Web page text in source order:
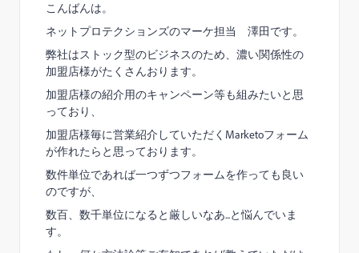
こんばんは。
ネットプロテクションズのマーケ担当 澤田です。
弊社はストック型のビジネスのため、濃い関係性の
加盟店様がたくさんおります。
加盟店様の紹介用のキャンペーン等も組みたいと思
っており、
加盟店様毎に営業紹介していただくMarketoフォーム
が作れたらと思っております。
数件単位であれば一つずつフォームを作っても良い
のですが、
数百、数千単位になると厳しいなあ...と悩んでいま
す。